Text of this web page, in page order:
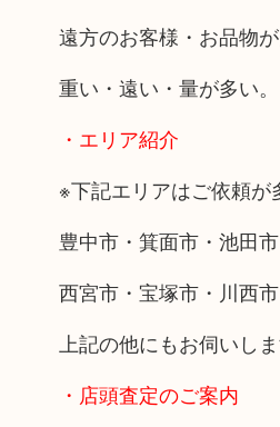
遠方のお客様・お品物
重い・遠い・量が多い
・エリア紹介
※下記エリアはご依頼が
豊中市・箕面市・池田
西宮市・宝塚市・川西
上記の他にもお伺いし
・店頭査定のご案内